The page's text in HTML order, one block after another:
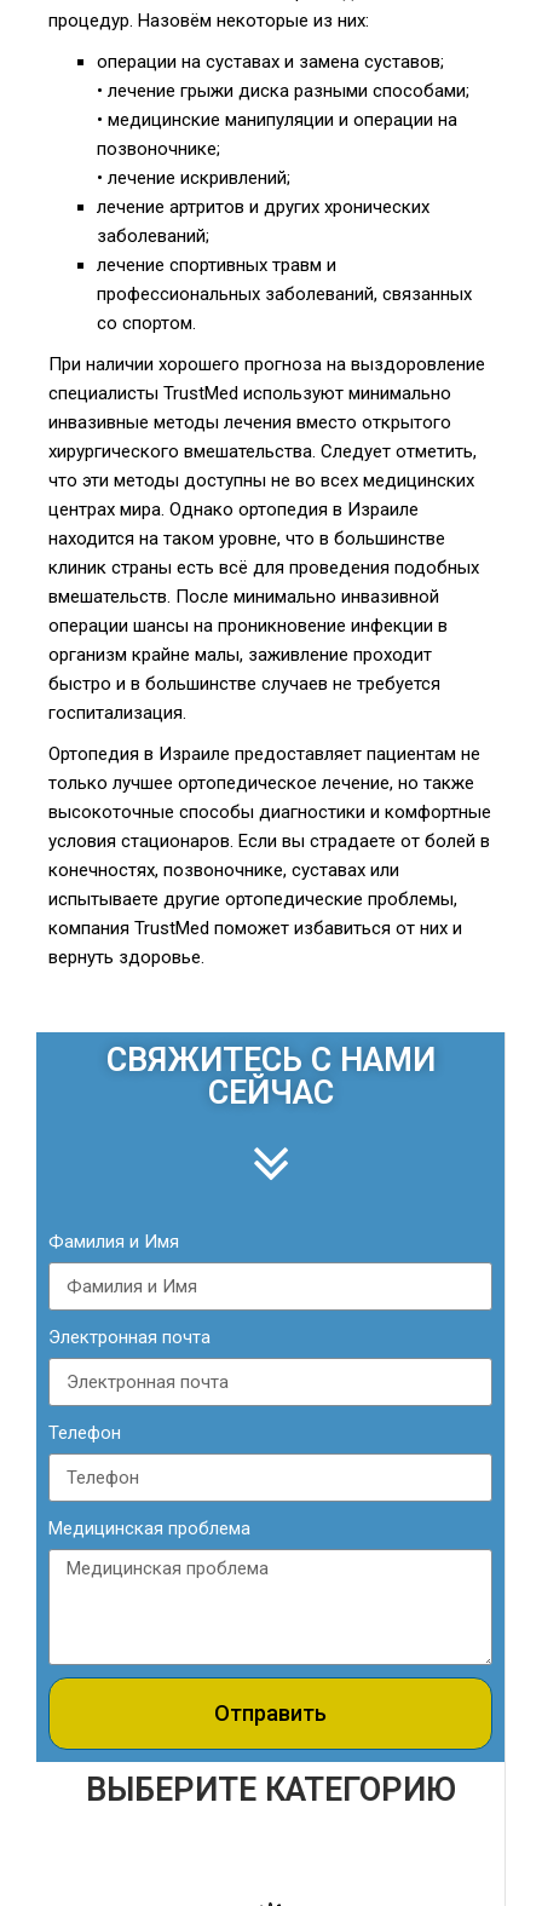
процедур. Назовём некоторые из них:
операции на суставах и замена суставов;
• лечение грыжи диска разными способами;
• медицинские манипуляции и операции на
позвоночнике;
• лечение искривлений;
лечение артритов и других хронических
заболеваний;
лечение спортивных травм и
профессиональных заболеваний, связанных
со спортом.
При наличии хорошего прогноза на выздоровление
специалисты TrustMed используют минимально
инвазивные методы лечения вместо открытого
хирургического вмешательства. Следует отметить,
что эти методы доступны не во всех медицинских
центрах мира. Однако ортопедия в Израиле
находится на таком уровне, что в большинстве
клиник страны есть всё для проведения подобных
вмешательств. После минимально инвазивной
операции шансы на проникновение инфекции в
организм крайне малы, заживление проходит
быстро и в большинстве случаев не требуется
госпитализация.
Ортопедия в Израиле предоставляет пациентам не
только лучшее ортопедическое лечение, но также
высокоточные способы диагностики и комфортные
условия стационаров. Если вы страдаете от болей в
конечностях, позвоночнике, суставах или
испытываете другие ортопедические проблемы,
компания TrustMed поможет избавиться от них и
вернуть здоровье.
СВЯЖИТЕСЬ С НАМИ
СЕЙЧАС
Фамилия и Имя
Электронная почта
Телефон
Медицинская проблема
Отправить
ВЫБЕРИТЕ КАТЕГОРИЮ